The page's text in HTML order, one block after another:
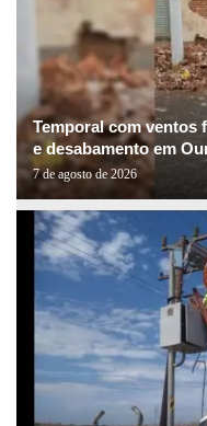
Temporal com ventos
e desabamento em
7 de agosto de 2026